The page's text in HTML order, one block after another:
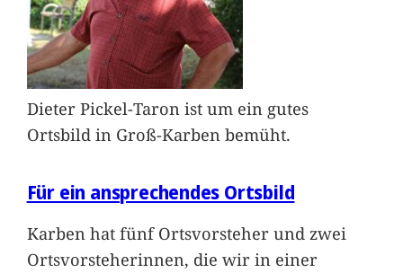
Dieter Pickel-Taron ist um ein gutes
Ortsbild in Groß-Karben bemüht.
Für ein ansprechendes Ortsbild
Karben hat fünf Ortsvorsteher und zwei
Ortsvorsteherinnen, die wir in einer